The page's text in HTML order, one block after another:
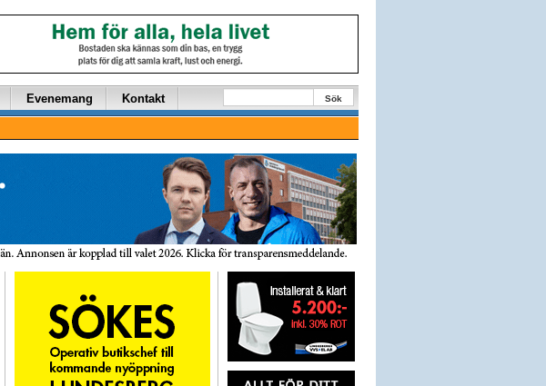
Evenemang Kontakt Sök